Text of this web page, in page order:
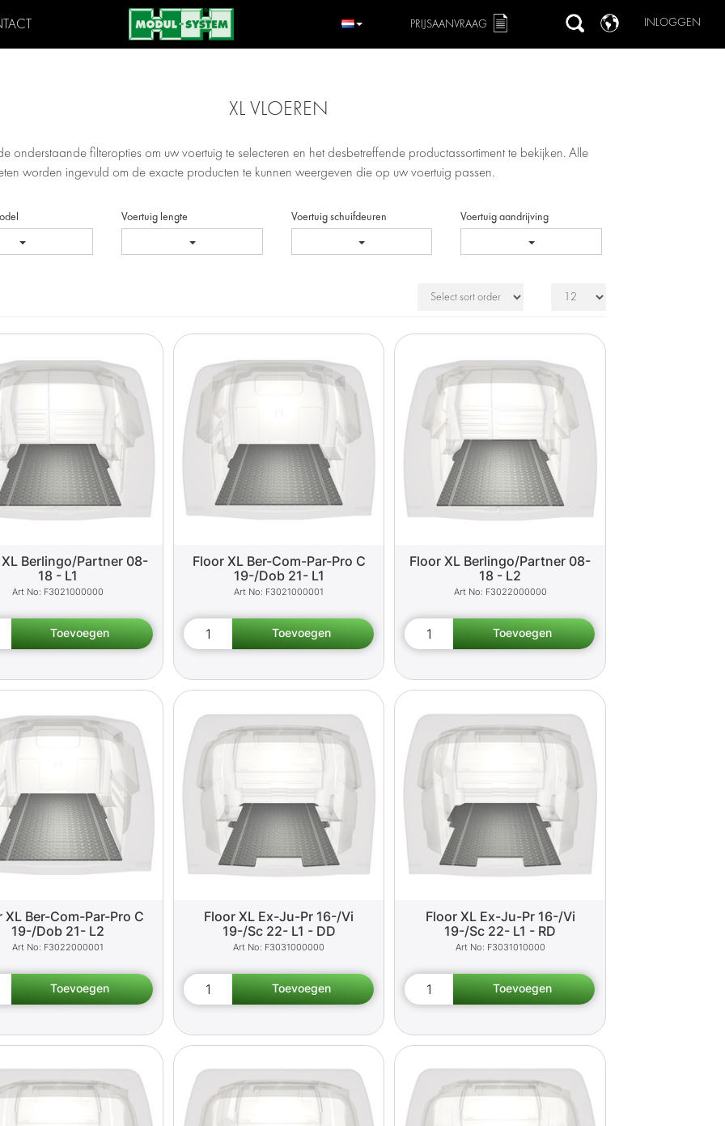
INLOGGEN
PRIJSAANVRAAG
XL VLOEREN
onderstaande filteropties om uw voertuig te selecteren en het desbetreffende productassortiment te bekijken. Alle
worden ingevuld om de exacte producten te kunnen weergeven die op uw voertuig passen.
Voertuig lengte Voertuig schuifdeuren Voertuig aandrijving
Berlingo/Partner 08-
18 - L1
F3021000000
Floor XL Ber-Com-Par-Pro C
19-/Dob 21- L1
F3021000001
Floor XL Berlingo/Partner 08-
18 - L2
F3022000000
XL Ber-Com-Par-Pro C
19-/Dob 21- L2
F3022000001
Floor XL Ex-Ju-Pr 16-/Vi
19-/Sc 22- L1 - DD
F3031000000
Floor XL Ex-Ju-Pr 16-/Vi
19-/Sc 22- L1 - RD
F3031010000